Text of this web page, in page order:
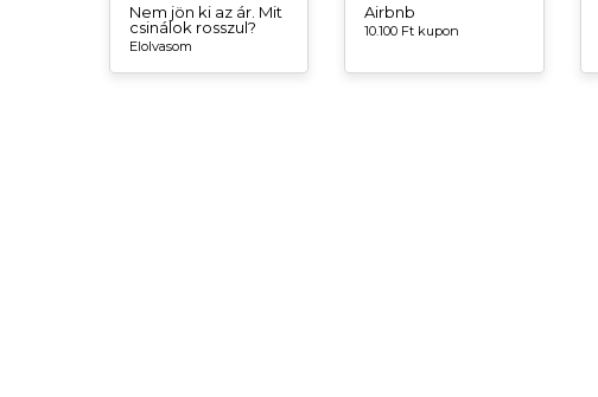
Nem jön ki az ár. Mit
csinálok rosszul?
Elolvasom
Airbnb
10.100 Ft kupon